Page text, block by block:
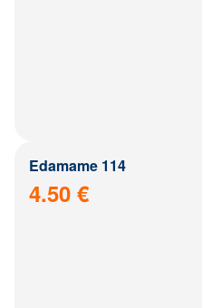
Edamame 114
4.50 €